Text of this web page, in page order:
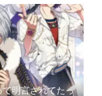
て明言されてたっ